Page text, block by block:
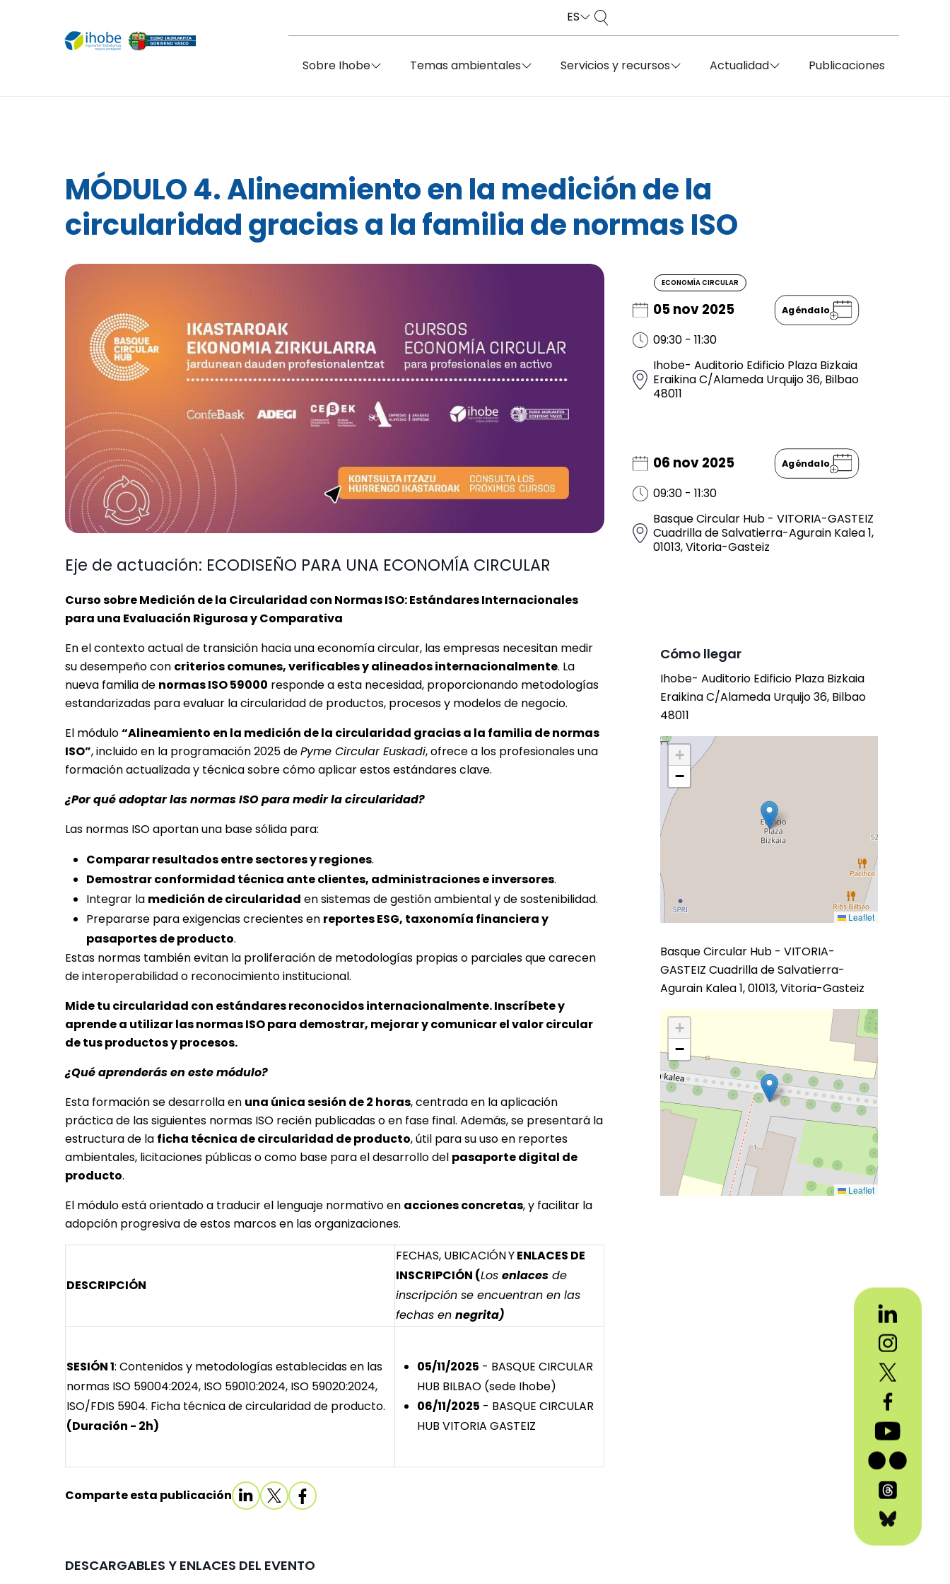
ES
Sobre Ihobe Temas ambientales Servicios y recursos Actualidad Publicaciones
MÓDULO 4. Alineamiento en la medición de la
circularidad gracias a la familia de normas ISO
Eje de actuación: ECODISEÑO PARA UNA ECONOMÍA CIRCULAR
Curso sobre Medición de la Circularidad con Normas ISO: Estándares Internacionales
para una Evaluación Rigurosa y Comparativa
En el contexto actual de transición hacia una economía circular, las empresas necesitan medir
su desempeño con criterios comunes, verificables y alineados internacionalmente. La
nueva familia de normas ISO 59000 responde a esta necesidad, proporcionando metodologías
estandarizadas para evaluar la circularidad de productos, procesos y modelos de negocio.
El módulo“Alineamiento en la medición de la circularidad gracias a la familia de normas
ISO”, incluido en la programación 2025 dePyme Circular Euskadi, ofrece a los profesionales una
formación actualizada y técnica sobre cómo aplicar estos estándares clave.
¿Por qué adoptar las normas ISO para medir la circularidad?
Las normas ISO aportan una base sólida para:
Comparar resultados entre sectores y regiones.
Demostrar conformidad técnica ante clientes, administraciones e inversores.
Integrar la medición de circularidad en sistemas de gestión ambiental y de sostenibilidad.
Prepararse para exigencias crecientes en reportes ESG, taxonomía financiera y
pasaportes de producto.
Estas normas también evitan la proliferación de metodologías propias o parciales que carecen
de interoperabilidad o reconocimiento institucional.
Mide tu circularidad con estándares reconocidos internacionalmente. Inscríbete y
aprende a utilizar las normas ISO para demostrar, mejorar y comunicar el valor circular
de tus productos y procesos.
¿Qué aprenderás en este módulo?
Esta formación se desarrolla en una única sesión de 2 horas, centrada en la aplicación
práctica de las siguientes normas ISO recién publicadas o en fase final. Además, se presentará la
estructura de la ficha técnica de circularidad de producto, útil para su uso en reportes
ambientales, licitaciones públicas o como base para el desarrollo del pasaporte digital de
producto.
El módulo está orientado a traducir el lenguaje normativo en acciones concretas, y facilitar la
adopción progresiva de estos marcos en las organizaciones.
DESCRIPCIÓN
FECHAS, UBICACIÓNYENLACES DE
INSCRIPCIÓN (Los enlaces de
inscripción se encuentran en las
fechas en negrita)
SESIÓN 1: Contenidos y metodologías establecidas en las
normas ISO 59004:2024, ISO 59010:2024, ISO 59020:2024,
ISO/FDIS 5904. Ficha técnica de circularidad de producto.
(Duración - 2h)
05/11/2025 - BASQUE CIRCULAR
HUB BILBAO (sede Ihobe)
06/11/2025 - BASQUE CIRCULAR
HUB VITORIA GASTEIZ
Comparte esta publicación
DESCARGABLES Y ENLACES DEL EVENTO
ECONOMÍA CIRCULAR
05 nov 2025 Agéndalo
09:30 - 11:30
Ihobe- Auditorio Edificio Plaza Bizkaia
Eraikina C/Alameda Urquijo 36, Bilbao
48011
06 nov 2025 Agéndalo
09:30 - 11:30
Basque Circular Hub - VITORIA-GASTEIZ
Cuadrilla de Salvatierra-Agurain Kalea 1,
01013, Vitoria-Gasteiz
Cómo llegar
Ihobe- Auditorio Edificio Plaza Bizkaia
Eraikina C/Alameda Urquijo 36, Bilbao
48011
+
−
Leaflet
Basque Circular Hub - VITORIA-
GASTEIZ Cuadrilla de Salvatierra-
Agurain Kalea 1, 01013, Vitoria-Gasteiz
+
−
Leaflet